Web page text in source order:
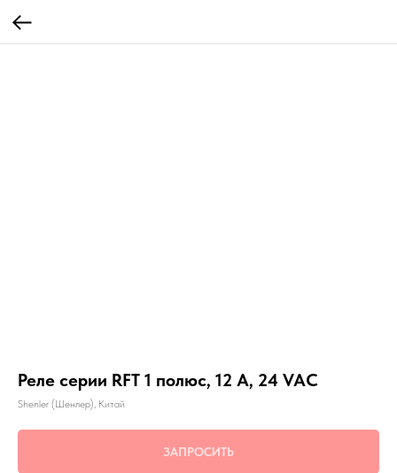
Реле серии RFT 1 полюс, 12 А, 24 VAC
Shenler (Шенлер), Китай
ЗАПРОСИТЬ